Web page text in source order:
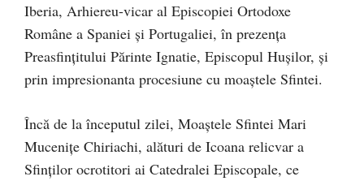
Iberia, Arhiereu-vicar al Episcopiei Ortodoxe
Române a Spaniei și Portugaliei, în prezența
Preasfințitului Părinte Ignatie, Episcopul Hușilor, și
prin impresionanta procesiune cu moaștele Sfintei.
Încă de la începutul zilei, Moaștele Sfintei Mari
Mucenițe Chiriachi, alături de Icoana relicvar a
Sfinților ocrotitori ai Catedralei Episcopale, ce